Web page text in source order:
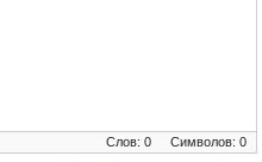
Символов: 0
Слов: 0